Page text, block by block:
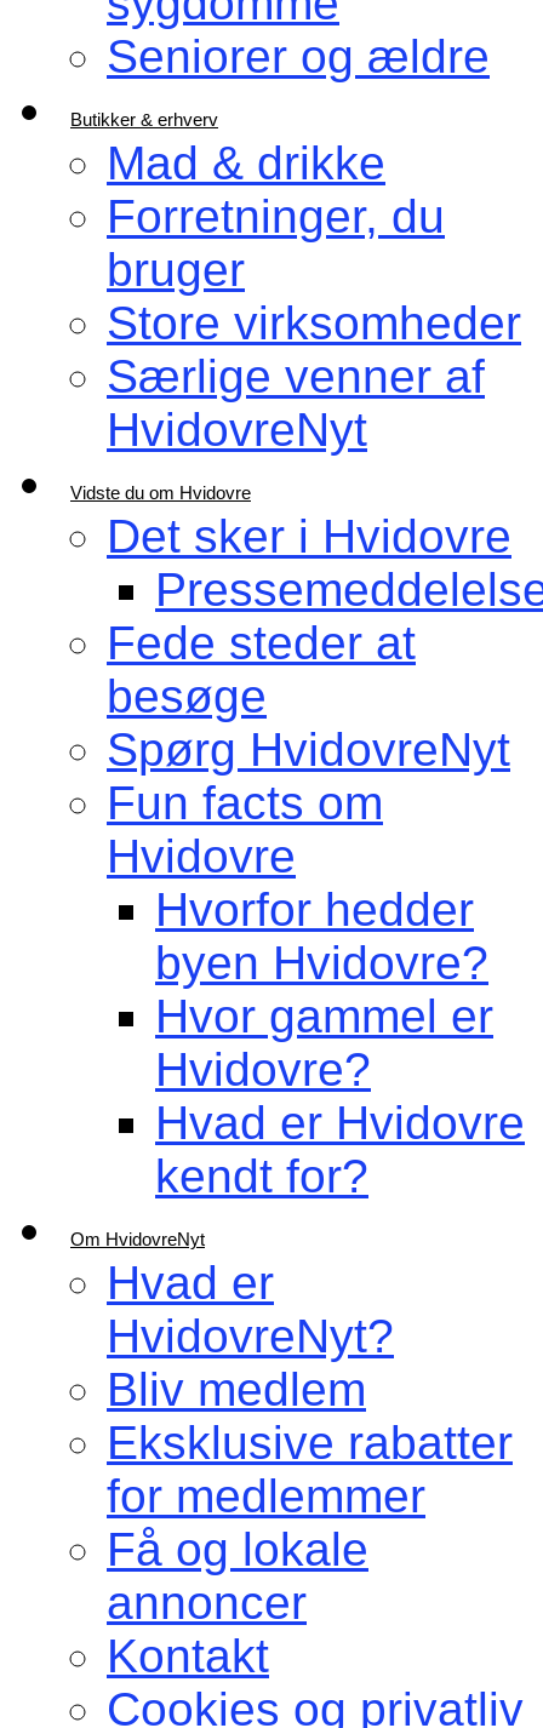
Seniorer og ældre
Butikker & erhverv
Mad & drikke
Forretninger, du
bruger
Store virksomheder
Særlige venner af
HvidovreNyt
Vidste du om Hvidovre
Det sker i Hvidovre
Fede steder at
besøge
Spørg HvidovreNyt
Fun facts om
Hvidovre
Hvorfor hedder
byen Hvidovre?
Hvor gammel er
Hvidovre?
Hvad er Hvidovre
kendt for?
Om HvidovreNyt
Hvad er
HvidovreNyt?
Bliv medlem
Eksklusive rabatter
for medlemmer
Få og lokale
annoncer
Kontakt
Cookies og privatliv